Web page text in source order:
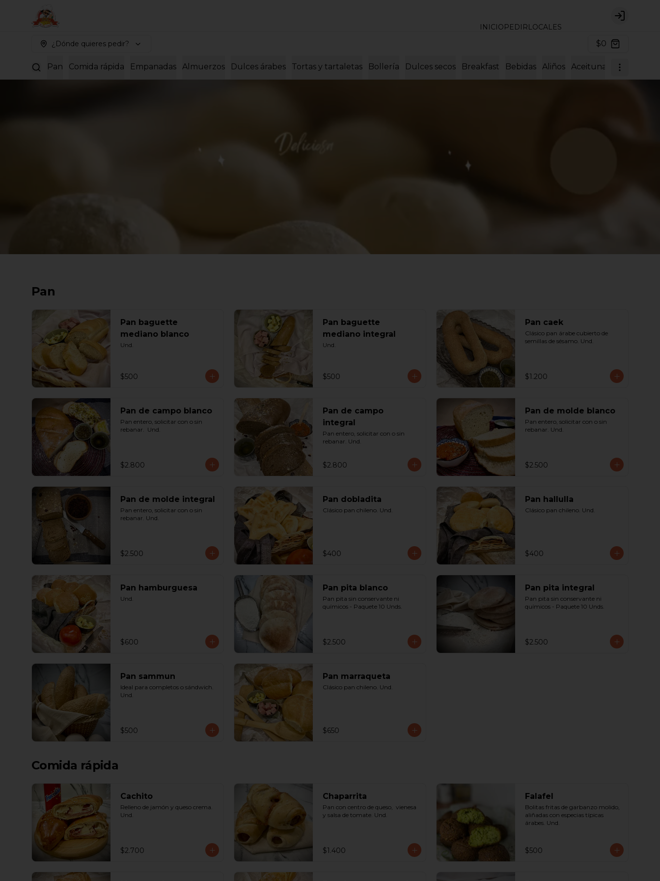
INICIOPEDIRLOCALES
Login
¿Dónde quieres pedir? $0
Pan Comida rápida Empanadas Almuerzos Dulces árabes Tortas y tartaletas Bollería Dulces secos Breakfast Bebidas Aliños Aceitunas y
Pan
Pan baguette
mediano blanco
Und.
$500
Pan baguette
mediano integral
Und.
$500
Pan caek
Clásico pan árabe cubierto de
semillas de sésamo. Und.
$1.200
Pan de campo blanco
Pan entero, solicitar con o sin
rebanar.  Und.
$2.800
Pan de campo
integral
Pan entero, solicitar con o sin
rebanar. Und.
$2.800
Pan de molde blanco
Pan entero, solicitar con o sin
rebanar. Und.
$2.500
Pan de molde integral
Pan entero, solicitar con o sin
rebanar. Und.
$2.500
Pan dobladita
Clásico pan chileno. Und.
$400
Pan hallulla
Clásico pan chileno. Und.
$400
Pan hamburguesa
Und.
$600
Pan pita blanco
Pan pita sin conservante ni
químicos - Paquete 10 Unds.
$2.500
Pan pita integral
Pan pita sin conservante ni
químicos - Paquete 10 Unds.
$2.500
Pan sammun
Ideal para completos o sándwich.
Und.
$500
Pan marraqueta
Clásico pan chileno. Und.
$650
Comida rápida
Cachito
Relleno de jamón y queso crema.
Und.
$2.700
Chaparrita
Pan con centro de queso,  vienesa
y salsa de tomate. Und.
$1.400
Falafel
Bolitas fritas de garbanzo molido,
aliñadas con especias típicas
árabes. Und.
$500